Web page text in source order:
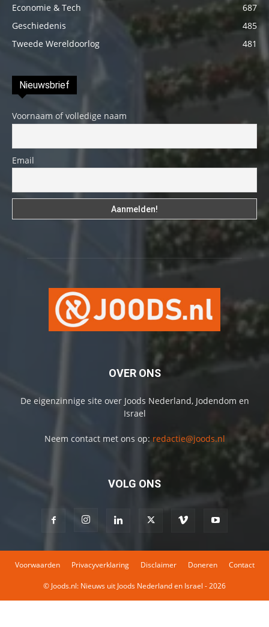
Economie & Tech
687
Geschiedenis
485
Tweede Wereldoorlog
481
Nieuwsbrief
Voornaam of volledige naam
Email
OVER ONS
De eigenzinnige site over Joods Nederland, Jodendom en
Israel
Neem contact met ons op: redactie@joods.nl
VOLG ONS
Voorwaarden Privacyverklaring Disclaimer Doneren Contact
© Joods.nl: Nieuws uit Joods Nederland en Israel - 2026